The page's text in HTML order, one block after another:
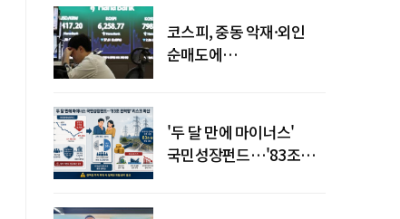
코스피, 중동 악재·외인
순매도에
'두 달 만에 마이너스'
국민성장펀드…'83조